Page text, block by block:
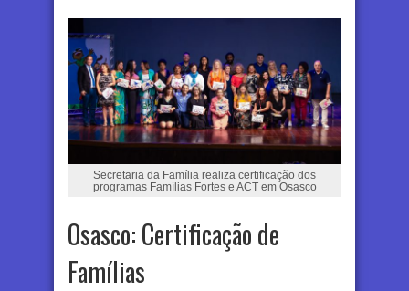
Secretaria da Família realiza certificação dos
programas Famílias Fortes e ACT em Osasco
Osasco: Certificação de
Famílias